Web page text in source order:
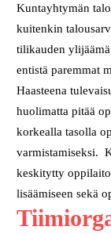
Kuntayhtymän
kuitenkin
tilikauden
entistä paremmat
Haasteena
huolimatta pitää
korkealla tasolla
varmistamiseksi.
keskitytty
lisäämiseen sekä